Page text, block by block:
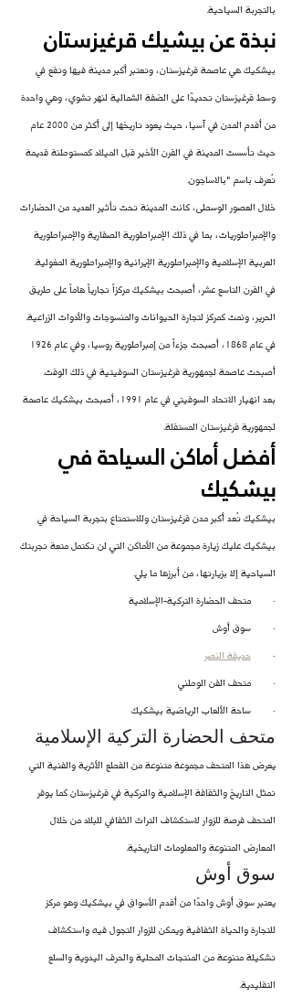
بالتجربة السياحية.
نبذة عن بيشيك قرغيزستان
بيشكيك هي عاصمة قرغيزستان، وتعتبر أكبر مدينة فيها وتقع في
وسط قرغيزستان تحديدًا على الضفة الشمالية لنهر تشوي، وهي واحدة
من أقدم المدن في آسيا، حيث يعود تاريخها إلى أكثر من 2000 عام
حيث تأسست المدينة في القرن الأخير قبل الميلاد كمستوطنة قديمة
تُعرف باسم "بالاساجون.
خلال العصور الوسطى، كانت المدينة تحت تأثير العديد من الحضارات
والإمبراطوريات، بما في ذلك الإمبراطورية الصفارية والإمبراطورية
العربية الإسلامية والإمبراطورية الإيرانية والإمبراطورية المغولية.
في القرن التاسع عشر، أصبحت بيشكيك مركزاً تجارياً هاماً على طريق
الحرير، ونمت كمركز لتجارة الحيوانات والمنسوجات والأدوات الزراعية.
أصبحت عاصمة لجمهورية قرغيزستان السوفيتية في ذلك الوقت.
بعد انهيار الاتحاد السوفيتي في عام 1991، أصبحت بيشكيك عاصمة
لجمهورية قرغيزستان المستقلة.
أفضل أماكن السياحة في
بيشكيك
بيشكيك تُعد أكبر مدن قرغيزستان وللاستمتاع بتجربة السياحة في
بيشكيك عليك زيارة مجموعة من الأماكن التي لن تكتمل متعة تجربتك
السياحية إلا بزيارتها، من أبرزها ما يلي.
·        متحف الحضارة التركية-الإسلامية
·        سوق أوش
· حديقة النصر
·        متحف الفن الوطني
·        ساحة الألعاب الرياضية بيشكيك
متحف الحضارة التركية الإسلامية
يعرض هذا المتحف مجموعة متنوعة من القطع الأثرية والفنية التي
تمثل التاريخ والثقافة الإسلامية والتركية في قرغيزستان كما يوفر
المتحف فرصة للزوار لاستكشاف التراث الثقافي للبلاد من خلال
المعارض المتنوعة والمعلومات التاريخية.
سوق أوش
يعتبر سوق أوش واحدًا من أقدم الأسواق في بيشكيك وهو مركز
للتجارة والحياة الثقافية ويمكن للزوار التجول فيه واستكشاف
تشكيلة متنوعة من المنتجات المحلية والحرف اليدوية والسلع
التقليدية.